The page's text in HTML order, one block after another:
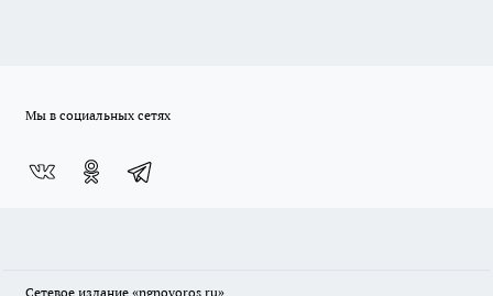
Мы в социальных сетях
Сетевое издание «ngnovoros.ru»